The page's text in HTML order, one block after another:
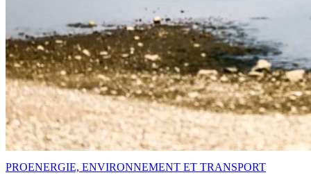
PROENERGIE, ENVIRONNEMENT ET TRANSPORT